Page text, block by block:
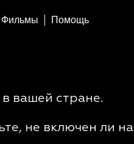
Фильмы Помощь